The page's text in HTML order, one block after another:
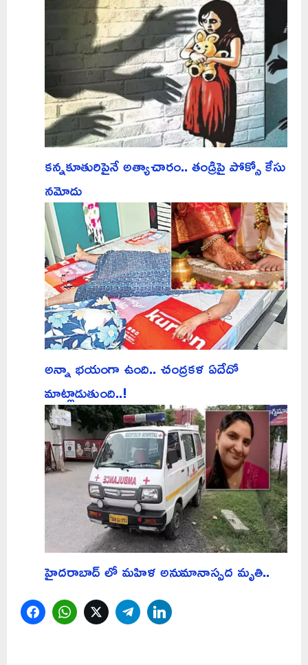
కన్నకూతురిపైనే అత్యాచారం.. తండ్రిపై పోక్సో కేసు
నమోదు
అన్నా భయంగా ఉంది.. చంద్రకళ ఏదేదో
మాట్లాడుతుంది..!
హైదరాబాద్ లో మహిళ అనుమానాస్పద మృతి..
FacebookWhatsAppTwitterTelegram